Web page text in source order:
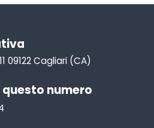
09122 Cagliari (CA)
numero